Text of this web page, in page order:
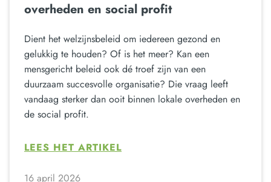
overheden en social profit
Dient het welzijnsbeleid om iedereen gezond en
gelukkig te houden? Of is het meer? Kan een
mensgericht beleid ook dé troef zijn van een
duurzaam succesvolle organisatie? Die vraag leeft
vandaag sterker dan ooit binnen lokale overheden en
de social profit.
LEES HET ARTIKEL
16 april 2026